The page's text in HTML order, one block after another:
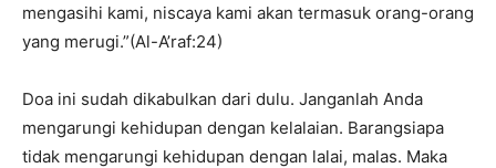
mengasihi kami, niscaya kami akan termasuk orang-orang
yang merugi.”(Al-A’raf:24)
Doa ini sudah dikabulkan dari dulu. Janganlah Anda
mengarungi kehidupan dengan kelalaian. Barangsiapa
tidak mengarungi kehidupan dengan lalai, malas. Maka